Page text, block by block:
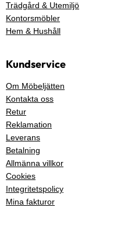
Trädgård & Utemiljö
Kontorsmöbler
Hem & Hushåll
Kundservice
Om Möbeljätten
Kontakta oss
Retur
Reklamation
Leverans
Betalning
Allmänna villkor
Cookies
Integritetspolicy
Mina fakturor